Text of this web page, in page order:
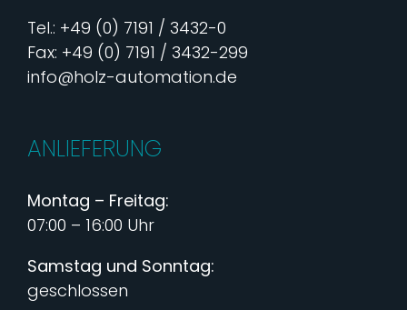
Tel.: +49 (0) 7191 / 3432-0
Fax: +49 (0) 7191 / 3432-299
info@holz-automation.de
ANLIEFERUNG
Montag – Freitag:
07:00 – 16:00 Uhr
Samstag und Sonntag:
geschlossen